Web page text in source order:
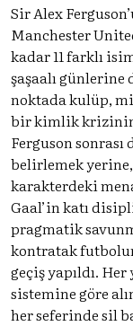
Sir Alex
Manchester
kadar 11 farklı
şaşaalı
noktada kulüp,
bir kimlik krizinin
Ferguson
belirlemek
karakterdeki
Gaal’in katı
pragmatik
kontratak
geçiş yapıldı.
sistemine göre
her seferinde sil